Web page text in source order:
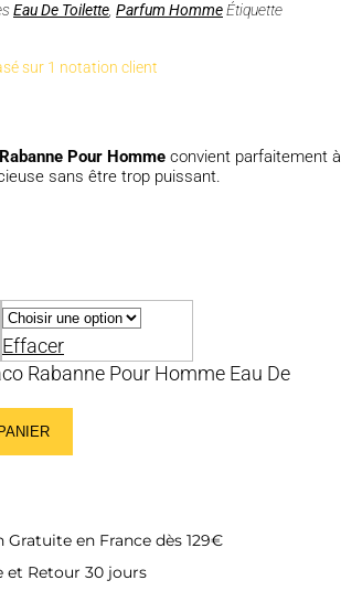
Eau De Toilette Parfum HommeÉtiquette
sur 1 notation client
Pour Homme convient parfaitement
sans être trop puissant.
Effacer
Rabanne Pour Homme Eau De
Gratuite en France dès 129€
et Retour 30 jours